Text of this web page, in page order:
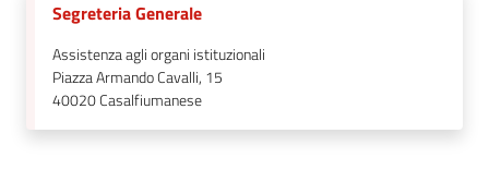
Segreteria Generale
Assistenza agli organi istituzionali
Piazza Armando Cavalli, 15
40020Casalfiumanese